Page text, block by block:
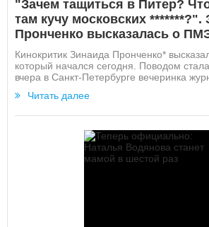
"Зачем тащиться в Питер?
там кучу московских *******?".
Пронченко высказалась о
Кинокритик Зинаида Пронченко*
который начался сегодня. Поводом
вчера в Санкт-Петербурге вечеринка
Читать далее